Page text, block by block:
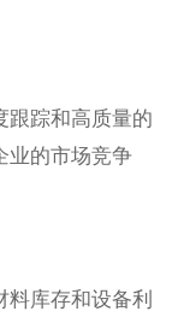
踪和高质量的
业的市场竞争
库存和设备利